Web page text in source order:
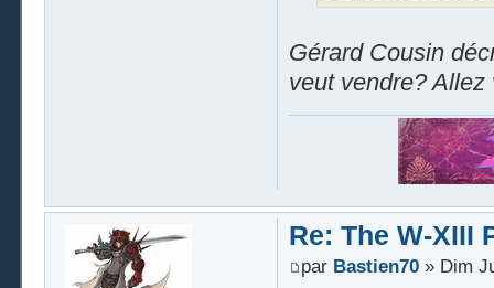
Gérard Cousin
veut vendre?
Re: The W-XIII
par Bastien70» Dim